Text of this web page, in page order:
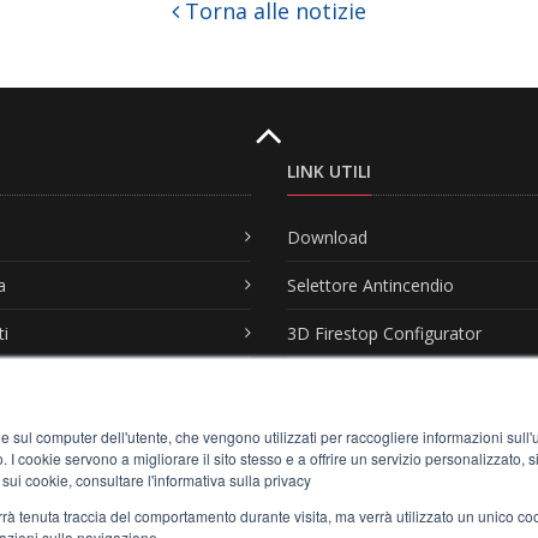
sul computer dell'utente, che vengono utilizzati per raccogliere informazioni
I cookie servono a migliorare il sito stesso e a offrire un servizio personalizzato,
cookie, consultare l'informativa sulla privacy
tenuta traccia del comportamento durante visita, ma verrà utilizzato un unico
Torna alle notizie
LINK UTILI
Download
Selettore Antincendio
3D Firestop Configurator
Live Webinar & Seminari
Lavora con Noi